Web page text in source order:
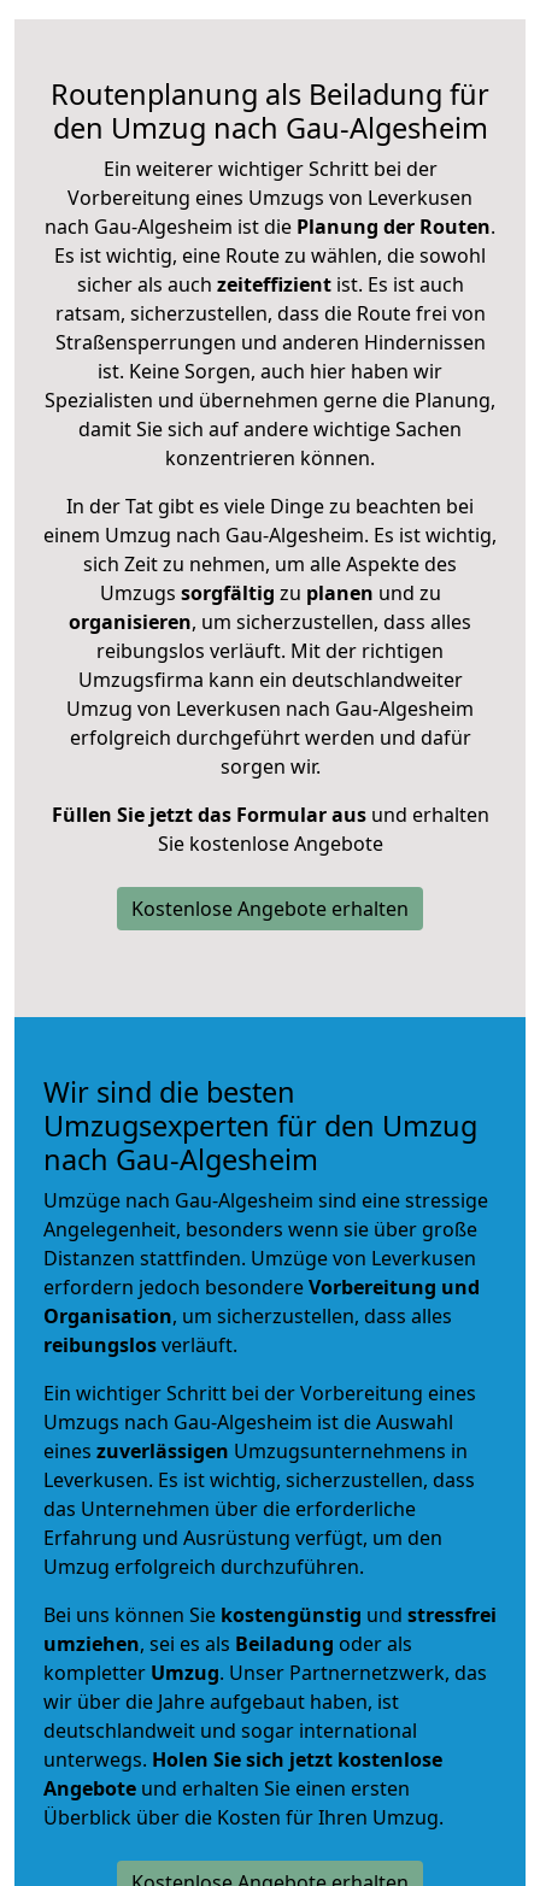
Routenplanung als Beiladung für
den Umzug nach Gau-Algesheim
Ein weiterer wichtiger Schritt bei der
Vorbereitung eines Umzugs von Leverkusen
nach Gau-Algesheim ist die Planung der Routen.
Es ist wichtig, eine Route zu wählen, die sowohl
sicher als auch zeiteffizientist. Es ist auch
ratsam, sicherzustellen, dass die Route frei von
Straßensperrungen und anderen Hindernissen
ist. Keine Sorgen, auch hier haben wir
Spezialisten und übernehmen gerne die Planung,
damit Sie sich auf andere wichtige Sachen
konzentrieren können.
In der Tat gibt es viele Dinge zu beachten bei
einem Umzug nach Gau-Algesheim. Es ist wichtig,
sich Zeit zu nehmen, um alle Aspekte des
Umzugs sorgfältig zu planen und zu
organisieren, um sicherzustellen, dass alles
reibungslos verläuft. Mit der richtigen
Umzugsfirma kann ein deutschlandweiter
Umzug von Leverkusen nach Gau-Algesheim
erfolgreich durchgeführt werden und dafür
sorgen wir.
Füllen Sie jetzt das Formular ausund erhalten
Sie kostenlose Angebote
Kostenlose Angebote erhalten
Wir sind die besten
Umzugsexperten für den Umzug
nach Gau-Algesheim
Umzüge nach Gau-Algesheim sind eine stressige
Angelegenheit, besonders wenn sie über große
Distanzen stattfinden. Umzüge von Leverkusen
erfordern jedoch besondereVorbereitung und
Organisation, um sicherzustellen, dass alles
reibungslosverläuft.
Ein wichtiger Schritt bei der Vorbereitung eines
Umzugs nach Gau-Algesheim ist die Auswahl
eines zuverlässigen Umzugsunternehmens in
Leverkusen. Es ist wichtig, sicherzustellen, dass
das Unternehmen über die erforderliche
Erfahrung und Ausrüstung verfügt, um den
Umzug erfolgreich durchzuführen.
Bei uns können Sie kostengünstig und stressfrei
umziehen, sei es als Beiladung oder als
kompletter Umzug. Unser Partnernetzwerk, das
wir über die Jahre aufgebaut haben, ist
deutschlandweit und sogar international
unterwegs. Holen Sie sich jetzt kostenlose
Angebote und erhalten Sie einen ersten
Überblick über die Kosten für Ihren Umzug.